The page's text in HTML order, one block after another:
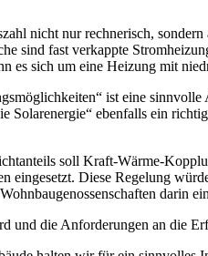
nicht nur rechnerisch,
sind fast verkappte
es sich um eine Heizung mit
ist eine
Solarenergie“ ebenfalls ein
soll Kraft-Wärme-
eingesetzt. Diese Regelung
darin
und die Anforderungen an die